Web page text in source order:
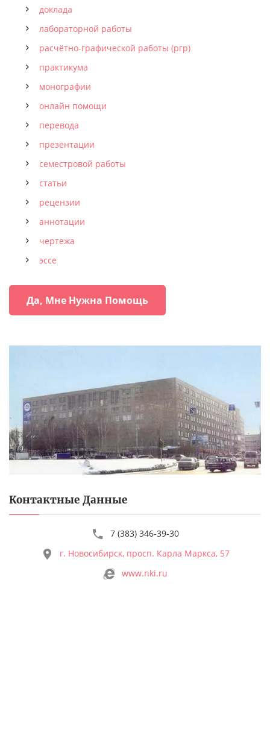
доклада
лабораторной работы
расчётно-графической работы (ргр)
практикума
монографии
онлайн помощи
перевода
презентации
семестровой работы
статьи
рецензии
аннотации
чертежа
эссе
Да, Мне Нужна Помощь
Контактные Данные
7 (383) 346‑39-30
г. Новосибирск, просп. Карла Маркса, 57
www.nki.ru